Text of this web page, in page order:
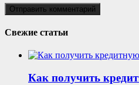
Свежие статьи
Как получить